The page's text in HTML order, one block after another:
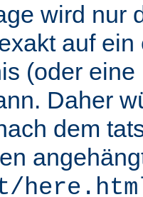
wird nur
auf
(oder
Daher
dem